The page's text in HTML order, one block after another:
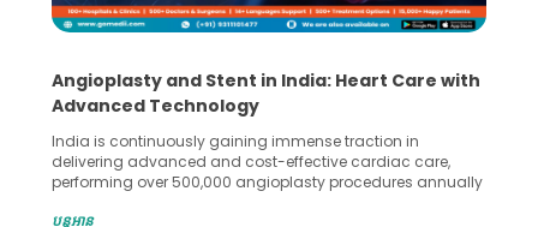
Angioplasty and Stent in India: Heart Care with
Advanced Technology
India is continuously gaining immense traction in
delivering advanced and cost-effective cardiac care,
performing over 500,000 angioplasty procedures annually
globe are searching for treatments like angioplasty and
បន្តអាន